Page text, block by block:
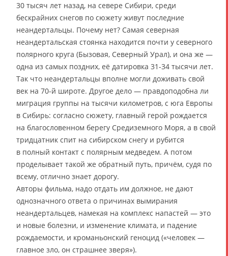
30 тысяч лет назад, на севере Сибири, среди
бескрайних снегов по сюжету живут последние
неандертальцы. Почему нет? Самая северная
неандертальская стоянка находится почти у северного
полярного круга (Бызовая, Северный Урал), и она же —
одна из самых поздних, её датировка 31-34 тысячи лет.
Так что неандертальцы вполне могли доживать свой
век на 70-й широте. Другое дело — правдоподобна ли
миграция группы на тысячи километров, с юга Европы
в Сибирь: согласно сюжету, главный герой рождается
на благословенном берегу Средиземного Моря, а в свой
тридцатник спит на сибирском снегу и рубится
в полный контакт с полярным медведем. А потом
проделывает такой же обратный путь, причём, судя по
всему, отлично знает дорогу.
Авторы фильма, надо отдать им должное, не дают
однозначного ответа о причинах вымирания
неандертальцев, намекая на комплекс напастей — это
и новые болезни, и изменение климата, и падение
рождаемости, и кроманьонский геноцид («человек —
главное зло, он страшнее зверя»).